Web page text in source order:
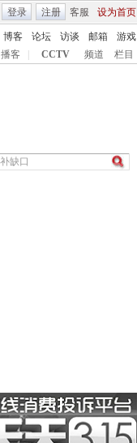
客服 设为首页
登录 注册
博客 论坛 访谈 邮箱
游戏
播客 CCTV 频道 栏目